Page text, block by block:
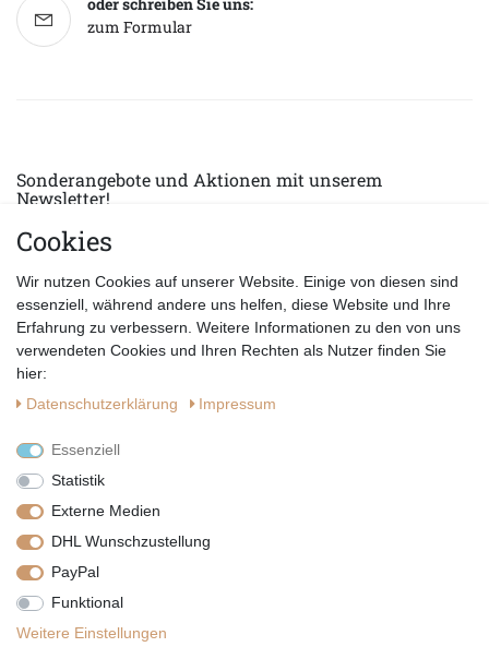
oder schreiben Sie uns:
zum Formular
Sonderangebote und Aktionen mit unserem
Newsletter!
E-MAIL *
Datenschutzerklärung
Vertrag widerrufen
Cookies
Wir nutzen Cookies auf unserer Website. Einige von diesen sind
essenziell, während andere uns helfen, diese Website und Ihre
Erfahrung zu verbessern. Weitere Informationen zu den von uns
verwendeten Cookies und Ihren Rechten als Nutzer finden Sie
hier:
Daten­schutz­erklärung
Impressum
Essenziell
Statistik
Externe Medien
DHL Wunschzustellung
PayPal
Funktional
Weitere Einstellungen